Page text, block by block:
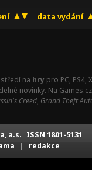
data vydání
na hry pro PC, PS4,
novinky. Na
Creed, Grand Theft
a.s. ISSN 1801-5131
| redakce